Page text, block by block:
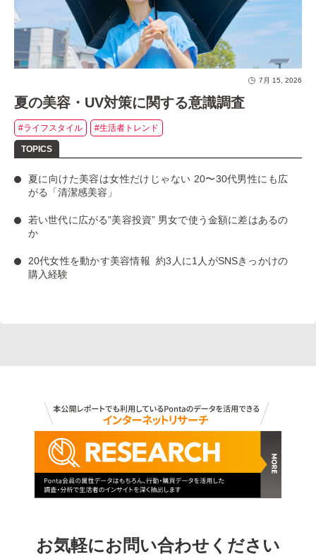
7月 15, 2026
夏の美容・UV対策に関する意識調査
#ライフスタイル #生活者トレンド
夏に向けた美容は女性だけじゃない 20〜30代男性にも広
がる「清潔感美容」
若い世代に広がる”美容投資” 男女で使う金額に差はあるの
か
20代女性を動かす美容情報約3人に1人がSNSきっかけの
購入経験
お気軽にお問い合わせください